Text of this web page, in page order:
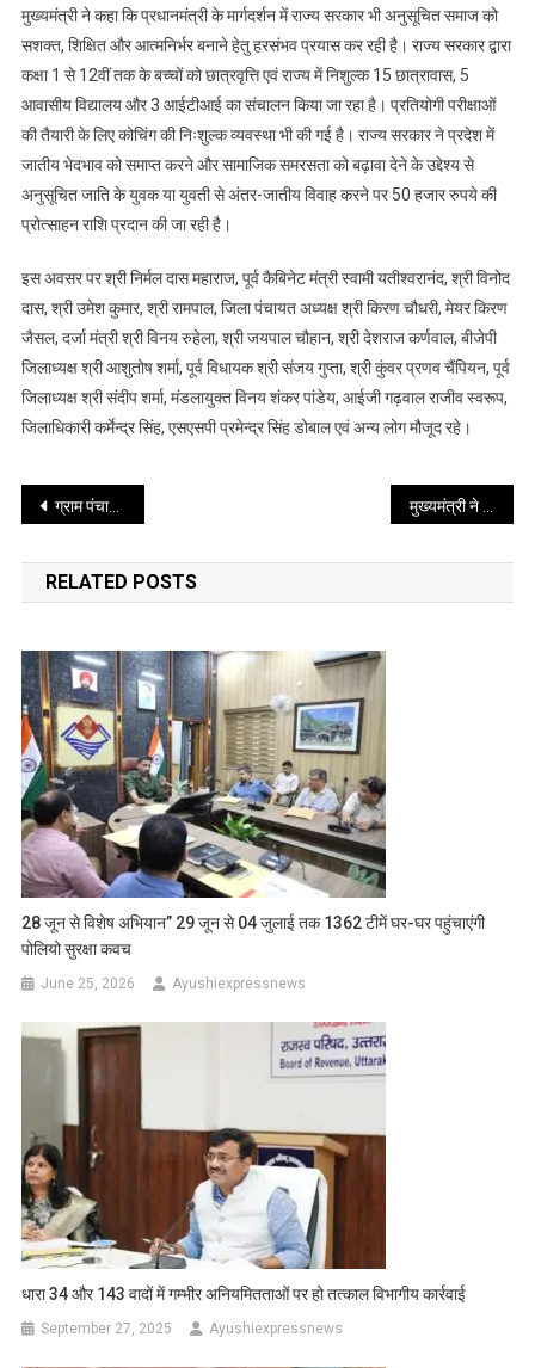
मुख्यमंत्री ने कहा कि प्रधानमंत्री के मार्गदर्शन में राज्य सरकार भी अनुसूचित समाज को
सशक्त, शिक्षित और आत्मनिर्भर बनाने हेतु हरसंभव प्रयास कर रही है। राज्य सरकार द्वारा
कक्षा 1 से 12वीं तक के बच्चों को छात्रवृत्ति एवं राज्य में निशुल्क 15 छात्रावास, 5
आवासीय विद्यालय और 3 आईटीआई का संचालन किया जा रहा है। प्रतियोगी परीक्षाओं
की तैयारी के लिए कोचिंग की निःशुल्क व्यवस्था भी की गई है। राज्य सरकार ने प्रदेश में
जातीय भेदभाव को समाप्त करने और सामाजिक समरसता को बढ़ावा देने के उद्देश्य से
अनुसूचित जाति के युवक या युवती से अंतर-जातीय विवाह करने पर 50 हजार रुपये की
प्रोत्साहन राशि प्रदान की जा रही है।
इस अवसर पर श्री निर्मल दास महाराज, पूर्व कैबिनेट मंत्री स्वामी यतीश्वरानंद, श्री विनोद
दास, श्री उमेश कुमार, श्री रामपाल, जिला पंचायत अध्यक्ष श्री किरण चौधरी, मेयर किरण
जैसल, दर्जा मंत्री श्री विनय रुहेला, श्री जयपाल चौहान, श्री देशराज कर्णवाल, बीजेपी
जिलाध्यक्ष श्री आशुतोष शर्मा, पूर्व विधायक श्री संजय गुप्ता, श्री कुंवर प्रणव चैंपियन, पूर्व
जिलाध्यक्ष श्री संदीप शर्मा, मंडलायुक्त विनय शंकर पांडेय, आईजी गढ़वाल राजीव स्वरूप,
जिलाधिकारी कर्मेन्द्र सिंह, एसएसपी प्रमेन्द्र सिंह डोबाल एवं अन्य लोग मौजूद रहे।
Post
navigation
ग्राम पंचायतों में ठोस अपशिष्ट प्रबंधन से आजीविका संर्वधन की अभिनव पहल मुख्यमंत्री ने वर्चुअल माध्यम से कर्णप्रयाग (चमोली) में आयोजित बैशाखी धार्मिक पर्यटन, सांस्कृतिक एवं विकास मेला-2025 को किया संबोधित
RELATED POSTS
28 जून से विशेष अभियान” 29 जून से 04 जुलाई तक 1362 टीमें घर-घर पहुंचाएंगी
पोलियो सुरक्षा कवच
June 25, 2026 Ayushiexpressnews
धारा 34 और 143 वादों में गम्भीर अनियमितताओं पर हो तत्काल विभागीय कार्रवाई
September 27, 2025 Ayushiexpressnews